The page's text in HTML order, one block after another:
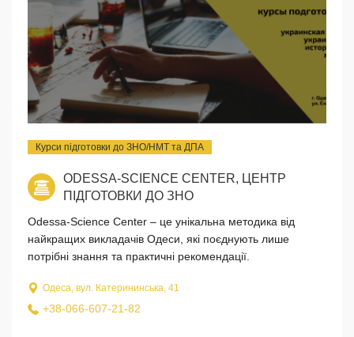
Курси підготовки до ЗНО/НМТ та ДПА
ODESSA-SCIENCE CENTER, ЦЕНТР
ПІДГОТОВКИ ДО ЗНО
Odessa-Science Center – це унікальна методика від
найкращих викладачів Одеси, які поєднують лише
потрібні знання та практичні рекомендації.
Одеса, вул. Катерининська, 41
+38-066-607-21-82